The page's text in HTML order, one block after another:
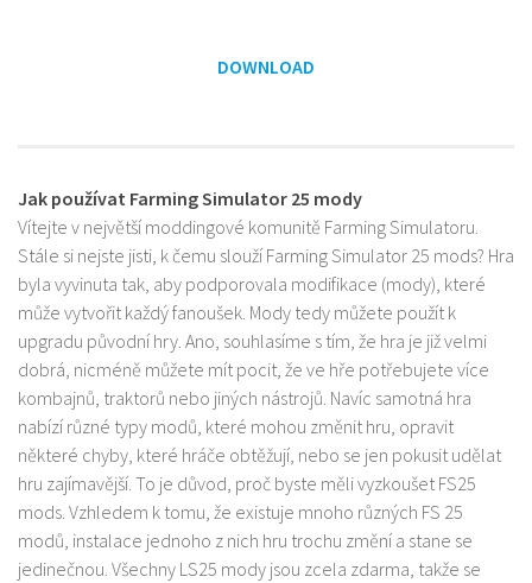
DOWNLOAD
Jak používat Farming Simulator 25 mody
Vítejte v největší moddingové komunitě Farming Simulatoru.
Stále si nejste jisti, k čemu slouží Farming Simulator 25 mods? Hra
byla vyvinuta tak, aby podporovala modifikace (mody), které
může vytvořit každý fanoušek. Mody tedy můžete použít k
upgradu původní hry. Ano, souhlasíme s tím, že hra je již velmi
dobrá, nicméně můžete mít pocit, že ve hře potřebujete více
kombajnů, traktorů nebo jiných nástrojů. Navíc samotná hra
nabízí různé typy modů, které mohou změnit hru, opravit
některé chyby, které hráče obtěžují, nebo se jen pokusit udělat
hru zajímavější. To je důvod, proč byste měli vyzkoušet FS25
mods. Vzhledem k tomu, že existuje mnoho různých FS 25
modů, instalace jednoho z nich hru trochu změní a stane se
jedinečnou. Všechny LS25 mody jsou zcela zdarma, takže se